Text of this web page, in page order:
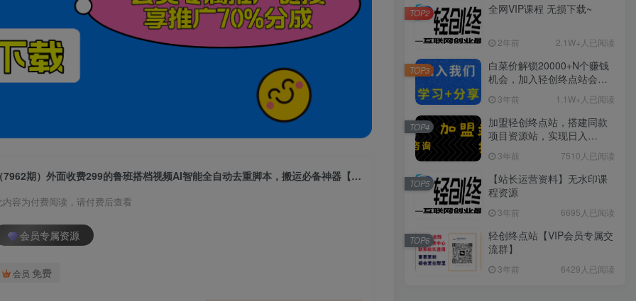
（7962期）外面收费299的鲁班搭档视频AI智能全自动去重脚本，搬运必备神器【AI智能…
内容为付费阅读，请付费后查看
会员专属资源
会员 免费
全网VIP课程 无损下载~
2年前 2.1W+人已阅读
TOP2
白菜价解锁20000+N个赚钱
机会，加入轻创终点站会
3年前 1.1W+人已阅读
TOP3
加盟轻创终点站，搭建同款
项目资源站，实现日入
3年前 7510人已阅读
TOP4
【站长运营资料】无水印课
程资源
3年前 6695人已阅读
TOP5
轻创终点站【VIP会员专属交
流群】
3年前 6429人已阅读
TOP6